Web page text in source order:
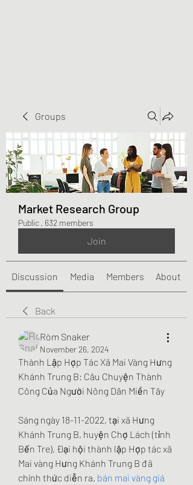
Groups
Market Research Group
Public · 632 members
Join
Discussion Media Members About
Back
Ròm Snaker
November 26, 2024
Thành Lập Hợp Tác Xã Mai Vàng Hưng
Khánh Trung B: Câu Chuyện Thành
Công Của Người Nông Dân Miền Tây
Sáng ngày 18-11-2022, tại xã Hưng
Khánh Trung B, huyện Chợ Lách (tỉnh
Bến Tre), Đại hội thành lập Hợp tác xã
Mai vàng Hưng Khánh Trung B đã
chính thức diễn ra. bán mai vàng giá